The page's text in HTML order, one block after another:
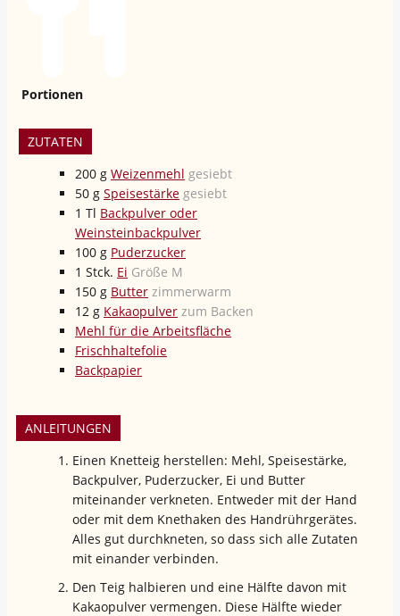
Portionen
ZUTATEN
200 g Weizenmehl gesiebt
50 g Speisestärke gesiebt
1 Tl Backpulver oder
Weinsteinbackpulver
100 g Puderzucker
1 Stck. Ei Größe M
150 g Butter zimmerwarm
12 g Kakaopulver zum Backen
Mehl für die Arbeitsfläche
Frischhaltefolie
Backpapier
ANLEITUNGEN
Einen Knetteig herstellen: Mehl, Speisestärke,
Backpulver, Puderzucker, Ei und Butter
miteinander verkneten. Entweder mit der Hand
oder mit dem Knethaken des Handrührgerätes.
Alles gut durchkneten, so dass sich alle Zutaten
mit einander verbinden.
Den Teig halbieren und eine Hälfte davon mit
Kakaopulver vermengen. Diese Hälfte wieder